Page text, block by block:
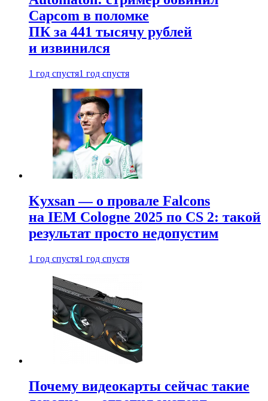
Capcom в поломке
ПК за 441 тысячу рублей
и извинился
1 год спустя1 год спустя
Kyxsan — о провале Falcons
на IEM Cologne 2025 по CS 2: такой
результат просто недопустим
1 год спустя1 год спустя
Почему видеокарты сейчас такие